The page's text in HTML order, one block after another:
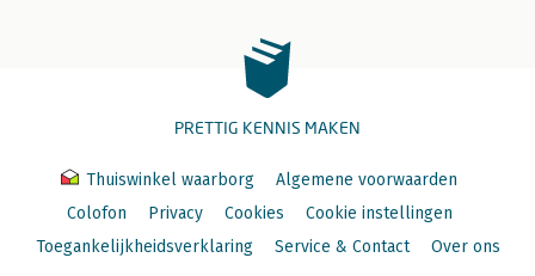
PRETTIG KENNIS MAKEN
Thuiswinkel waarborg
Algemene voorwaarden
Colofon
Privacy Cookies
Cookie instellingen
Toegankelijkheidsverklaring
Service & Contact Over ons